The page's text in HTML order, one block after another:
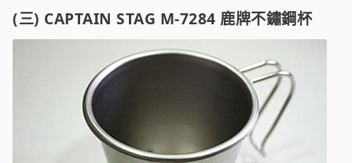
(三) CAPTAIN STAG M-7284 鹿牌不鏽鋼杯